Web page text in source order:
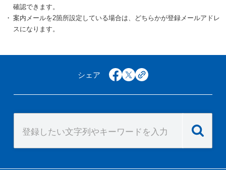
確認できます。
案内メールを2箇所設定している場合は、どちらかが登録メールアドレ
スになります。
シェア facebook
x copy